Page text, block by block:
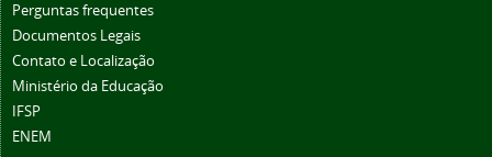
Perguntas frequentes
Documentos Legais
Contato e Localização
Ministério da Educação
IFSP
ENEM